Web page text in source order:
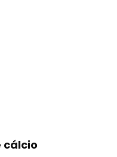
cálcio